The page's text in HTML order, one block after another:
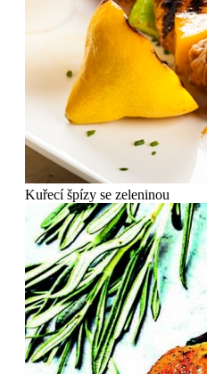
Kuřecí špízy se zeleninou